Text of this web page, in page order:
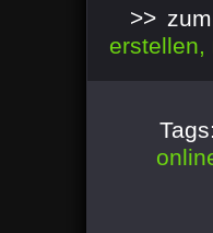
>>
erstellen,
Tags: